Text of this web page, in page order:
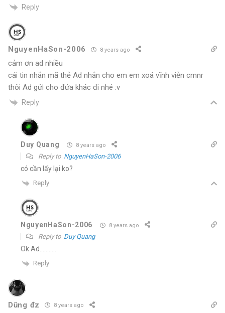
Reply
NguyenHaSon-2006 8 years ago
cảm ơn ad nhiều
cái tin nhắn mã thẻ Ad nhắn cho em em xoá vĩnh viễn cmnr
thôi Ad gửi cho đứa khác đi nhé :v
Reply
Duy Quang 8 years ago
Reply to NguyenHaSon-2006
có cần lấy lại ko?
Reply
NguyenHaSon-2006 8 years ago
Reply to Duy Quang
Ok Ad………..
Reply
Dũng đz 8 years ago